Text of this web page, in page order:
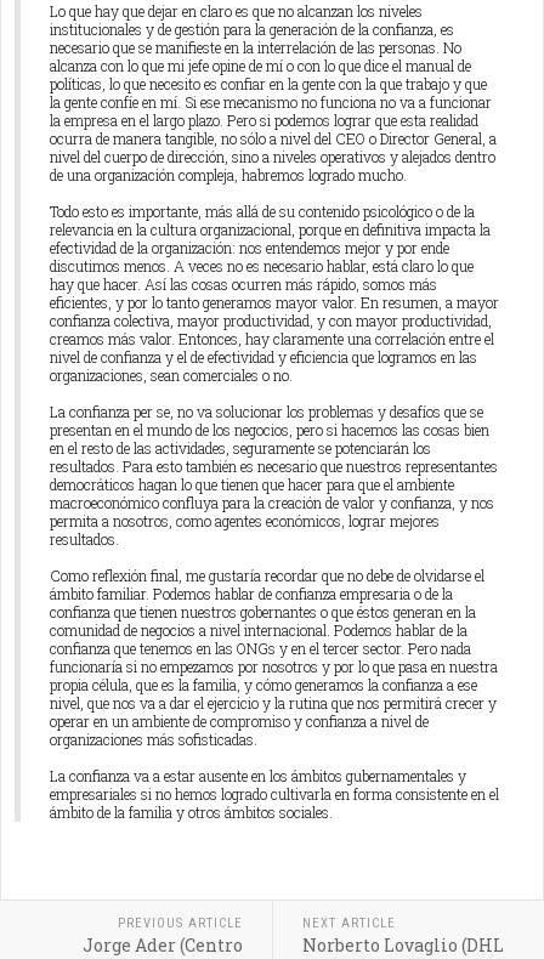
Lo que hay que dejar en claro es que no alcanzan los niveles
institucionales y de gestión para la generación de la confianza, es
necesario que se manifieste en la interrelación de las personas. No
alcanza con lo que mi jefe opine de mí o con lo que dice el manual de
políticas, lo que necesito es confiar en la gente con la que trabajo y que
la gente confíe en mí. Si ese mecanismo no funciona no va a funcionar
la empresa en el largo plazo. Pero si podemos lograr que esta realidad
ocurra de manera tangible, no sólo a nivel del CEO o Director General, a
nivel del cuerpo de dirección, sino a niveles operativos y alejados dentro
de una organización compleja, habremos logrado mucho.
Todo esto es importante, más allá de su contenido psicológico o de la
relevancia en la cultura organizacional, porque en definitiva impacta la
efectividad de la organización: nos entendemos mejor y por ende
discutimos menos. A veces no es necesario hablar, está claro lo que
hay que hacer. Así las cosas ocurren más rápido, somos más
eficientes, y por lo tanto generamos mayor valor. En resumen, a mayor
confianza colectiva, mayor productividad, y con mayor productividad,
creamos más valor. Entonces, hay claramente una correlación entre el
nivel de confianza y el de efectividad y eficiencia que logramos en las
organizaciones, sean comerciales o no.
La confianza per se, no va solucionar los problemas y desafíos que se
presentan en el mundo de los negocios, pero si hacemos las cosas bien
en el resto de las actividades, seguramente se potenciarán los
resultados. Para esto también es necesario que nuestros representantes
democráticos hagan lo que tienen que hacer para que el ambiente
macroeconómico confluya para la creación de valor y confianza, y nos
permita a nosotros, como agentes económicos, lograr mejores
resultados.
Como reflexión final, me gustaría recordar que no debe de olvidarse el
ámbito familiar. Podemos hablar de confianza empresaria o de la
confianza que tienen nuestros gobernantes o que éstos generan en la
comunidad de negocios a nivel internacional. Podemos hablar de la
confianza que tenemos en las ONGs y en el tercer sector. Pero nada
funcionaría si no empezamos por nosotros y por lo que pasa en nuestra
propia célula, que es la familia, y cómo generamos la confianza a ese
nivel, que nos va a dar el ejercicio y la rutina que nos permitirá crecer y
operar en un ambiente de compromiso y confianza a nivel de
organizaciones más sofisticadas.
La confianza va a estar ausente en los ámbitos gubernamentales y
empresariales si no hemos logrado cultivarla en forma consistente en el
ámbito de la familia y otros ámbitos sociales.
PREVIOUS ARTICLE
Jorge Ader (Centro
NEXT ARTICLE
Norberto Lovaglio (DHL